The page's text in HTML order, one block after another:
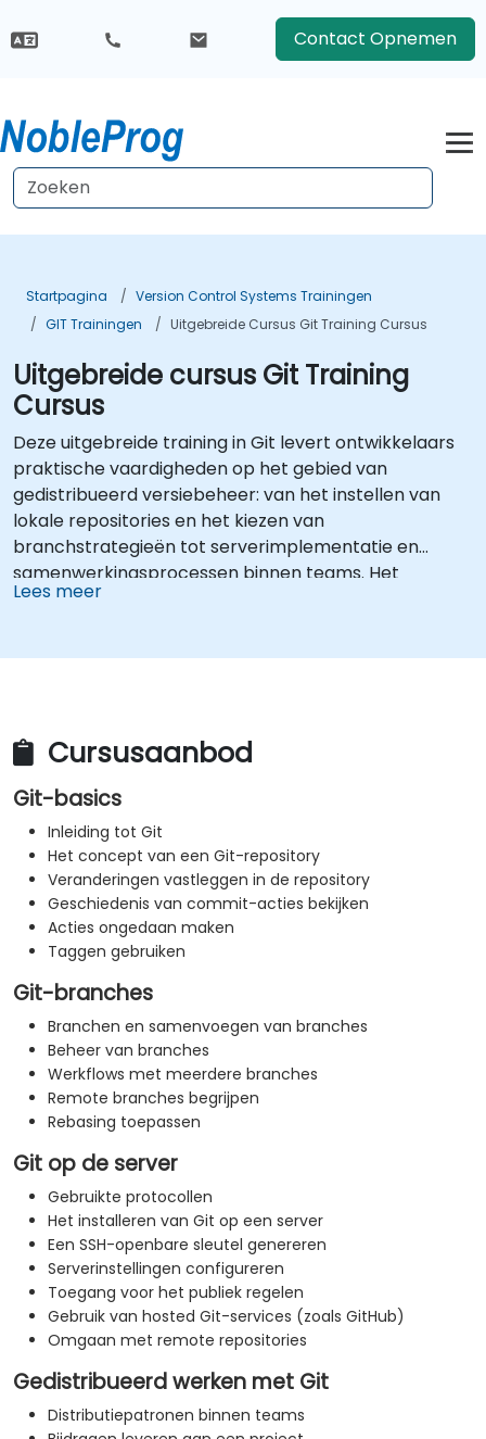
Contact Opnemen
Startpagina
Version Control Systems Trainingen
GIT Trainingen
Uitgebreide Cursus Git Training Cursus
Uitgebreide cursus Git Training
Cursus
Deze uitgebreide training in Git levert ontwikkelaars
praktische vaardigheden op het gebied van
gedistribueerd versiebeheer: van het instellen van
lokale repositories en het kiezen van
branchstrategieën tot serverimplementatie en
samenwerkingsprocessen binnen teams. Het
lesprogramma begeleidt deelnemers bij het gebruik
Lees meer
Cursusaanbod
Git-basics
Inleiding tot Git
Het concept van een Git-repository
Veranderingen vastleggen in de repository
Geschiedenis van commit-acties bekijken
Acties ongedaan maken
Taggen gebruiken
Git-branches
Branchen en samenvoegen van branches
Beheer van branches
Werkflows met meerdere branches
Remote branches begrijpen
Rebasing toepassen
Git op de server
Gebruikte protocollen
Het installeren van Git op een server
Een SSH-openbare sleutel genereren
Serverinstellingen configureren
Toegang voor het publiek regelen
Gebruik van hosted Git-services (zoals GitHub)
Omgaan met remote repositories
Gedistribueerd werken met Git
Distributiepatronen binnen teams